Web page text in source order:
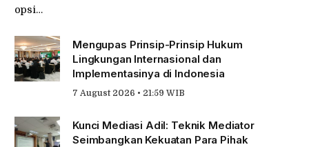
opsi…
Mengupas Prinsip-Prinsip Hukum
Lingkungan Internasional dan
Implementasinya di Indonesia
7 August 2026 • 21:59 WIB
Kunci Mediasi Adil: Teknik Mediator
Seimbangkan Kekuatan Para Pihak